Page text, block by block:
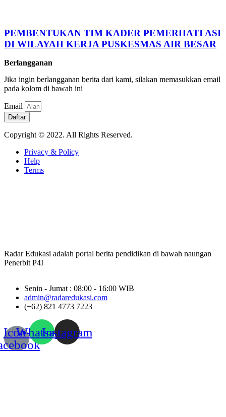
PEMBENTUKAN TIM KADER PEMERHATI ASI
DI WILAYAH KERJA PUSKESMAS AIR BESAR
Berlangganan
Jika ingin berlangganan berita dari kami, silakan memasukkan email
pada kolom di bawah ini
Email
Daftar
Copyright © 2022. All Rights Reserved.
Privacy & Policy
Help
Terms
Radar Edukasi adalah portal berita pendidikan di bawah naungan
Penerbit P4I
Senin - Jumat : 08:00 - 16:00 WIB
admin@radaredukasi.com
(+62) 821 4773 7223
Icon-WhatsappInstagram